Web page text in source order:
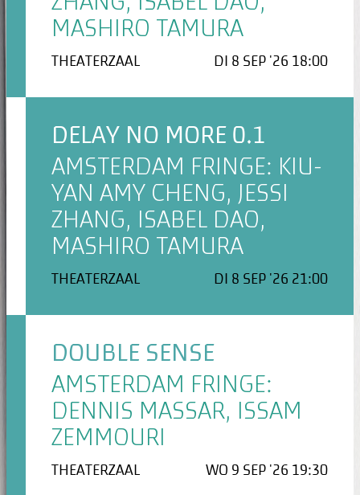
MASHIRO TAMURA
THEATERZAAL DI 8 SEP '26 18:00
DELAY NO MORE 0.1
AMSTERDAM FRINGE: KIU-
YAN AMY CHENG, JESSI
ZHANG, ISABEL DAO,
MASHIRO TAMURA
THEATERZAAL DI 8 SEP '26 21:00
DOUBLE SENSE
AMSTERDAM FRINGE:
DENNIS MASSAR, ISSAM
ZEMMOURI
THEATERZAAL WO 9 SEP '26 19:30